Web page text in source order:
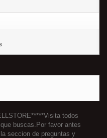
todos
buscas.Por favor antes
seccion de preguntas y